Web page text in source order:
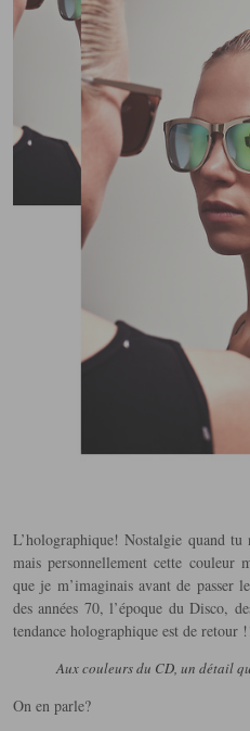
L’holographique! Nostalgie quand
mais personnellement cette couleur
que je m’imaginais avant de passer
des années 70, l’époque du Disco,
tendance holographique est de retour
Aux couleurs du CD, un détail
On en parle?